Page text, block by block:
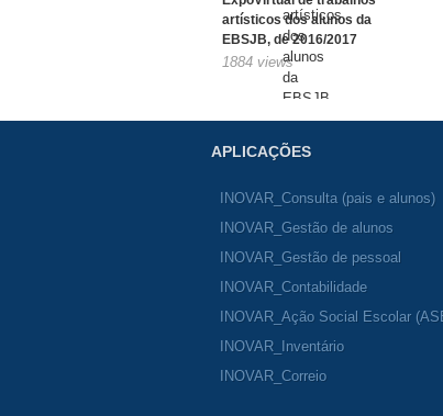
artísticos dos alunos da
EBSJB, de 2016/2017
1884 views
APLICAÇÕES
INOVAR_Consulta (pais e alunos)
INOVAR_Gestão de alunos
INOVAR_Gestão de pessoal
INOVAR_Contabilidade
INOVAR_Ação Social Escolar
INOVAR_Inventário
INOVAR_Correio